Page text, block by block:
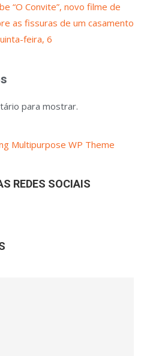
“O Convite”, novo filme de
as fissuras de um casamento
feira, 6
para mostrar.
REDES SOCIAIS